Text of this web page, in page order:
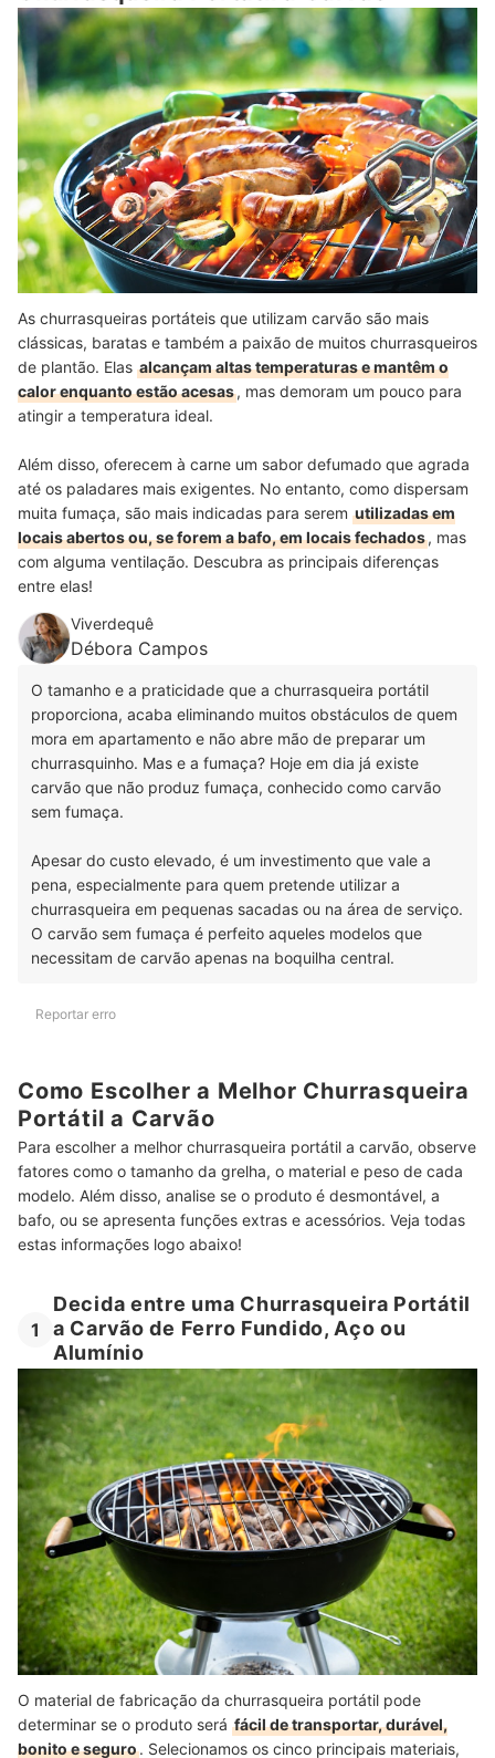
As churrasqueiras portáteis que utilizam carvão são mais
clássicas, baratas e também a paixão de muitos churrasqueiros
de plantão. Elas alcançam altas temperaturas e mantêm o
calor enquanto estão acesas, mas demoram um pouco para
atingir a temperatura ideal.
Além disso, oferecem à carne um sabor defumado que agrada
até os paladares mais exigentes. No entanto, como dispersam
muita fumaça, são mais indicadas para serem utilizadas em
locais abertos ou, se forem a bafo, em locais fechados, mas
com alguma ventilação. Descubra as principais diferenças
entre elas!
Viverdequê
Débora Campos
O tamanho e a praticidade que a churrasqueira portátil
proporciona, acaba eliminando muitos obstáculos de quem
mora em apartamento e não abre mão de preparar um
churrasquinho. Mas e a fumaça? Hoje em dia já existe
carvão que não produz fumaça, conhecido como carvão
sem fumaça.
Apesar do custo elevado, é um investimento que vale a
pena, especialmente para quem pretende utilizar a
churrasqueira em pequenas sacadas ou na área de serviço.
O carvão sem fumaça é perfeito aqueles modelos que
necessitam de carvão apenas na boquilha central.
Reportar erro
Como Escolher a Melhor Churrasqueira
Portátil a Carvão
Para escolher a melhor churrasqueira portátil a carvão, observe
fatores como o tamanho da grelha, o material e peso de cada
modelo. Além disso, analise se o produto é desmontável, a
bafo, ou se apresenta funções extras e acessórios. Veja todas
estas informações logo abaixo!
1
Decida entre uma Churrasqueira Portátil
a Carvão de Ferro Fundido, Aço ou
Alumínio
O material de fabricação da churrasqueira portátil pode
determinar se o produto será fácil de transportar, durável,
bonito e seguro. Selecionamos os cinco principais materiais,